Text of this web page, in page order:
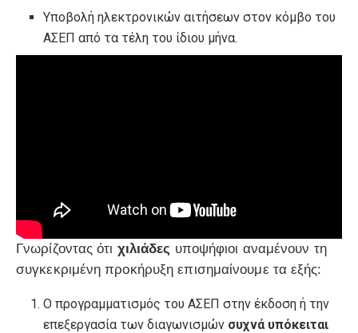
Υποβολή ηλεκτρονικών αιτήσεων στον κόμβο του
ΑΣΕΠ από τα τέλη του ίδιου μήνα.
Γνωρίζοντας ότι χιλιάδες υποψήφιοι αναμένουν τη
συγκεκριμένη προκήρυξη επισημαίνουμε τα εξής:
Ο προγραμματισμός του ΑΣΕΠ στην έκδοση ή την
επεξεργασία των διαγωνισμών συχνά υπόκειται